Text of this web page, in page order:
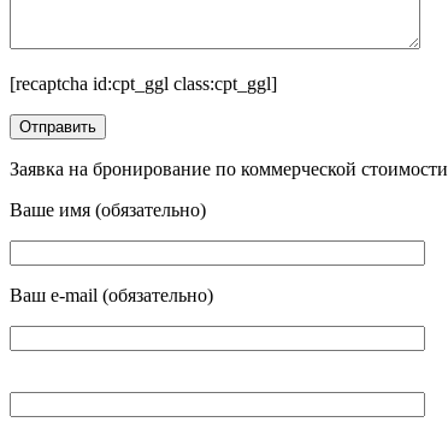
[recaptcha id:cpt_ggl class:cpt_ggl]
Заявка на бронирование по коммерческой стоимости
Ваше имя (обязательно)
Ваш e-mail (обязательно)